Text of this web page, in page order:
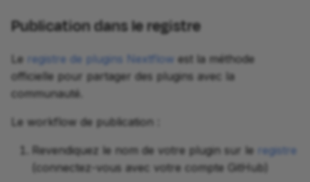
Publication dans le registre
Le registre de plugins Nextflow est la méthode
officielle pour partager des plugins avec la
communauté.
Le workflow de publication :
Revendiquez le nom de votre plugin sur le
registre
(connectez-vous avec votre compte GitHub)